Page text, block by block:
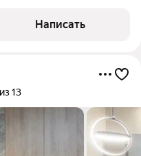
совмещенный
Написать
13